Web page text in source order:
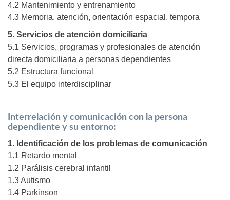
4.2 Mantenimiento y entrenamiento
4.3 Memoria, atención, orientación espacial, tempora
5. Servicios de atención domiciliaria
5.1 Servicios, programas y profesionales de atención
directa domiciliaria a personas dependientes
5.2 Estructura funcional
5.3 El equipo interdisciplinar
Interrelación y comunicación con la persona
dependiente y su entorno:
1. Identificación de los problemas de comunicación
1.1 Retardo mental
1.2 Parálisis cerebral infantil
1.3 Autismo
1.4 Parkinson